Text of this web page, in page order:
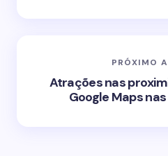
PRÓXIMO
Atrações nas
Google Maps